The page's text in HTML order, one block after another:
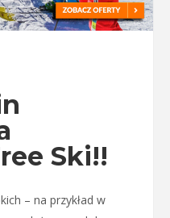
Ski!!
– na przykład w